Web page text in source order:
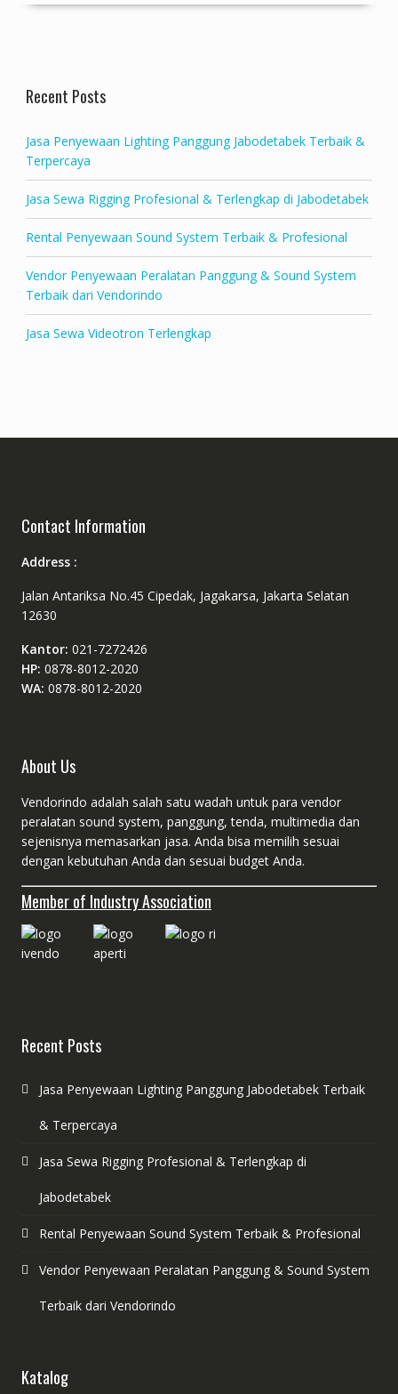
Recent Posts
Jasa Penyewaan Lighting Panggung Jabodetabek Terbaik &
Terpercaya
Jasa Sewa Rigging Profesional & Terlengkap di Jabodetabek
Rental Penyewaan Sound System Terbaik & Profesional
Vendor Penyewaan Peralatan Panggung & Sound System
Terbaik dari Vendorindo
Jasa Sewa Videotron Terlengkap
Contact Information
Address :
Jalan Antariksa No.45 Cipedak, Jagakarsa, Jakarta Selatan
12630
Kantor: 021-7272426
HP: 0878-8012-2020
WA: 0878-8012-2020
About Us
Vendorindo adalah salah satu wadah untuk para vendor
peralatan sound system, panggung, tenda, multimedia dan
sejenisnya memasarkan jasa. Anda bisa memilih sesuai
dengan kebutuhan Anda dan sesuai budget Anda.
Member of Industry Association
Recent Posts
Jasa Penyewaan Lighting Panggung Jabodetabek Terbaik
& Terpercaya
Jasa Sewa Rigging Profesional & Terlengkap di
Jabodetabek
Rental Penyewaan Sound System Terbaik & Profesional
Vendor Penyewaan Peralatan Panggung & Sound System
Terbaik dari Vendorindo
Katalog